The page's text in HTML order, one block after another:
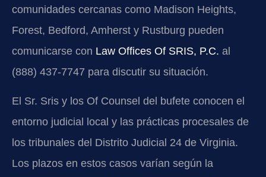
comunidades cercanas como Madison Heights,
Forest, Bedford, Amherst y Rustburg pueden
comunicarse con Law Offices Of SRIS, P.C. al
(888) 437-7747 para discutir su situación.
El Sr. Sris y los Of Counsel del bufete conocen el
entorno judicial local y las prácticas procesales de
los tribunales del Distrito Judicial 24 de Virginia.
Los plazos en estos casos varían según la